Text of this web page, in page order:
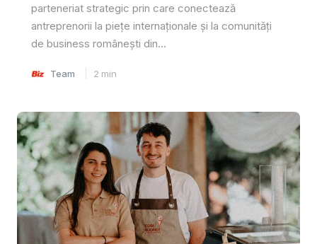
parteneriat strategic prin care conectează
antreprenorii la piețe internaționale și la comunități
de business românești din...
Team 2 min